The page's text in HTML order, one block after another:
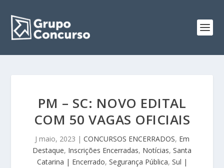
PM – SC: NOVO EDITAL
COM 50 VAGAS OFICIAIS
J maio, 2023 | CONCURSOS ENCERRADOS, Em
Destaque, Inscrições Encerradas, Notícias, Santa
Catarina | Encerrado, Segurança Pública, Sul |